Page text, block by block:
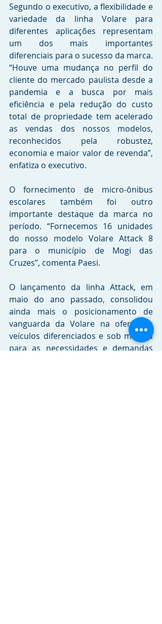
Segundo o executivo, a flexibilidade e
variedade da linha Volare para
diferentes aplicações representam
um dos mais importantes
diferenciais para o sucesso da marca.
“Houve uma mudança no perfil do
cliente do mercado paulista desde a
pandemia e a busca por mais
eficiência e pela redução do custo
total de propriedade tem acelerado
as vendas dos nossos modelos,
reconhecidos pela robustez,
economia e maior valor de revenda”,
enfatiza o executivo.
O fornecimento de micro-ônibus
escolares também foi outro
importante destaque da marca no
período. “Fornecemos 16 unidades
do nosso modelo Volare Attack 8
para o município de Mogi das
Cruzes”, comenta Paesi.
O lançamento da linha Attack, em
maio do ano passado, consolidou
ainda mais o posicionamento de
vanguarda da Volare na oferta de
veículos diferenciados e sob medida
para as necessidades e demandas